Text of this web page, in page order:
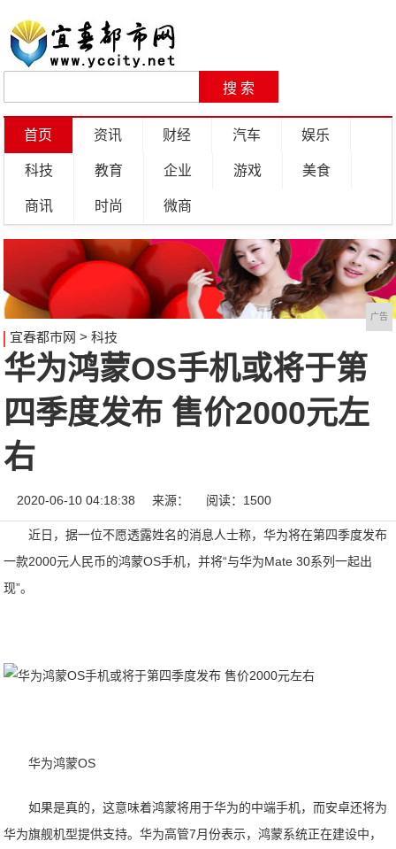
首页 资讯 财经 汽车 娱乐
科技 教育 企业 游戏 美食
商讯 时尚 微商
广告
宜春都市网 > 科技
华为鸿蒙OS手机或将于第
四季度发布 售价2000元左
右
2020-06-10 04:18:38 来源： 阅读：1500
近日，据一位不愿透露姓名的消息人士称，华为将在第四季度发布
一款2000元人民币的鸿蒙OS手机，并将“与华为Mate 30系列一起出
现”。
华为鸿蒙OS
如果是真的，这意味着鸿蒙将用于华为的中端手机，而安卓还将为
华为旗舰机型提供支持。华为高管7月份表示，鸿蒙系统正在建设中，